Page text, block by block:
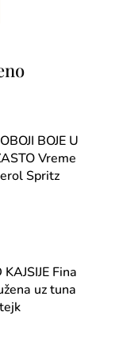
BOJE U
Vreme
Spritz
Fina
uz tuna